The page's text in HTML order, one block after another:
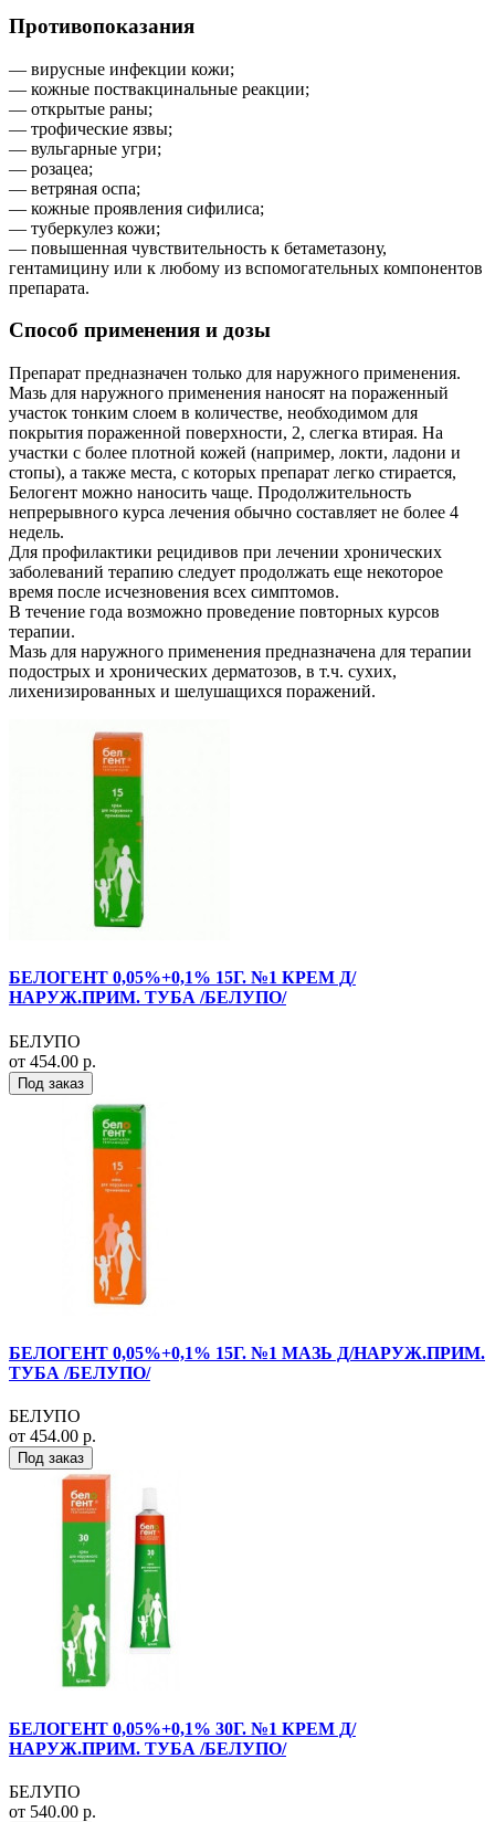
Противопоказания
— вирусные инфекции кожи;
— кожные поствакцинальные реакции;
— открытые раны;
— трофические язвы;
— вульгарные угри;
— розацеа;
— ветряная оспа;
— кожные проявления сифилиса;
— туберкулез кожи;
— повышенная чувствительность к бетаметазону,
гентамицину или к любому из вспомогательных компонентов
препарата.
Способ применения и дозы
Препарат предназначен только для наружного применения.
Мазь для наружного применения наносят на пораженный
участок тонким слоем в количестве, необходимом для
покрытия пораженной поверхности, 2, слегка втирая. На
участки с более плотной кожей (например, локти, ладони и
стопы), а также места, с которых препарат легко стирается,
Белогент можно наносить чаще. Продолжительность
непрерывного курса лечения обычно составляет не более 4
недель.
Для профилактики рецидивов при лечении хронических
заболеваний терапию следует продолжать еще некоторое
время после исчезновения всех симптомов.
В течение года возможно проведение повторных курсов
терапии.
Мазь для наружного применения предназначена для терапии
подострых и хронических дерматозов, в т.ч. сухих,
лихенизированных и шелушащихся поражений.
БЕЛОГЕНТ 0,05%+0,1% 15Г. №1 КРЕМ Д/
НАРУЖ.ПРИМ. ТУБА /БЕЛУПО/
БЕЛУПО
от 454.00 р.
Под заказ
БЕЛОГЕНТ 0,05%+0,1% 15Г. №1 МАЗЬ Д/НАРУЖ.ПРИМ.
ТУБА /БЕЛУПО/
БЕЛУПО
от 454.00 р.
Под заказ
БЕЛОГЕНТ 0,05%+0,1% 30Г. №1 КРЕМ Д/
НАРУЖ.ПРИМ. ТУБА /БЕЛУПО/
БЕЛУПО
от 540.00 р.